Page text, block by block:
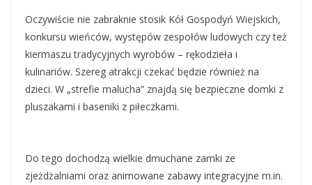
Oczywiście nie zabraknie stosik Kół Gospodyń Wiejskich,
konkursu wieńców, występów zespołów ludowych czy też
kiermaszu tradycyjnych wyrobów – rękodzieła i
kulinariów. Szereg atrakcji czekać będzie również na
dzieci. W „strefie malucha” znajdą się bezpieczne domki z
pluszakami i baseniki z piłeczkami.
Do tego dochodzą wielkie dmuchane zamki ze
zjeżdżalniami oraz animowane zabawy integracyjne m.in.